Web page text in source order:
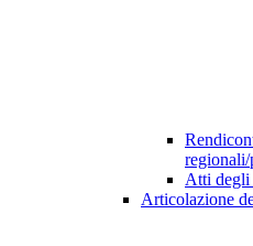
Atti degli
Articolazione